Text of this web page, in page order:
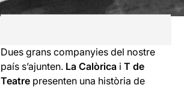
Dues grans companyies del nostre
país s’ajunten. La Calòrica iT de
Teatre presenten una història de